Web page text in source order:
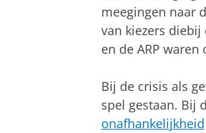
meegingen naar
van kiezers diebij
en de ARP waren
Bij de crisis als
spel gestaan. Bij
onafhankelijkheid